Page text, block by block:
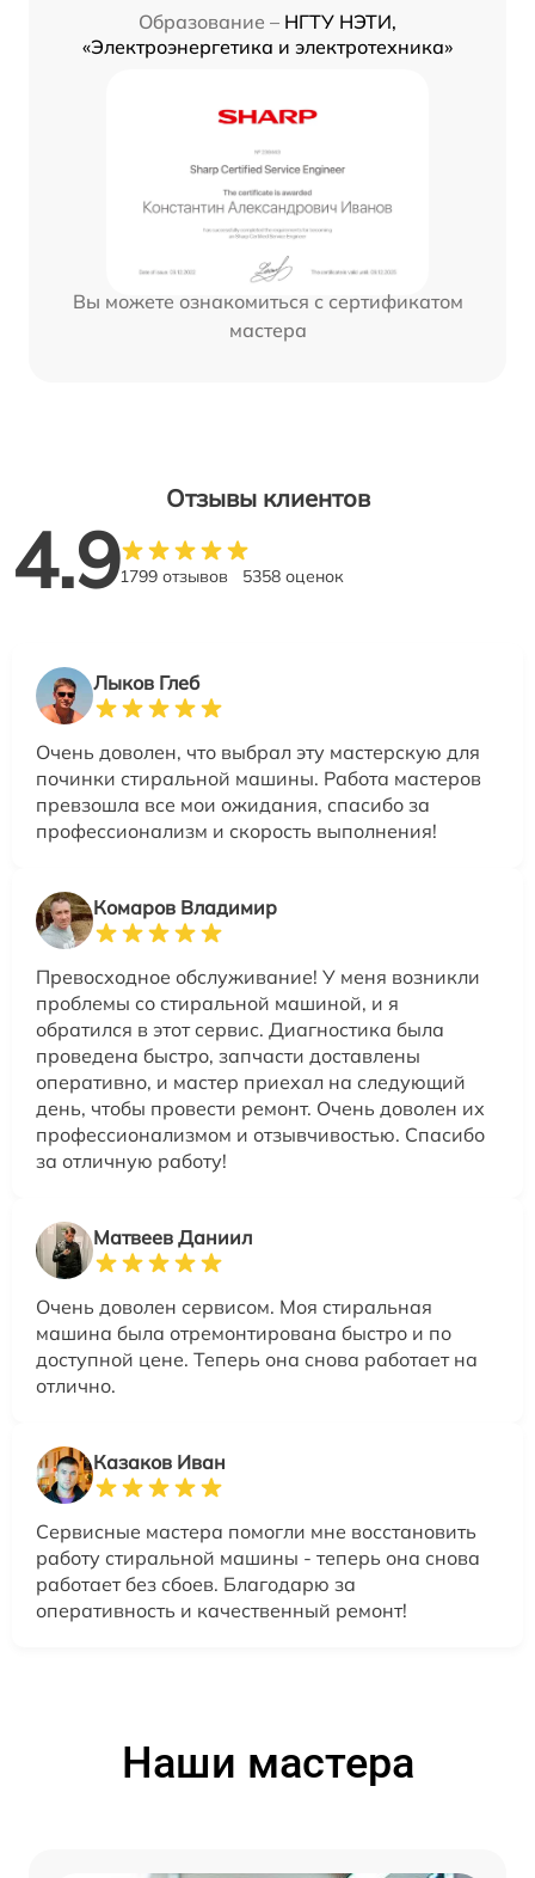
Образование – НГТУ НЭТИ,
«Электроэнергетика и электротехника»
Вы можете ознакомиться с сертификатом
мастера
Отзывы клиентов
4.91799 отзывов 5358 оценок
Лыков Глеб
Очень доволен, что выбрал эту мастерскую для
починки стиральной машины. Работа мастеров
превзошла все мои ожидания, спасибо за
профессионализм и скорость выполнения!
Комаров Владимир
Превосходное обслуживание! У меня возникли
проблемы со стиральной машиной, и я
обратился в этот сервис. Диагностика была
проведена быстро, запчасти доставлены
оперативно, и мастер приехал на следующий
день, чтобы провести ремонт. Очень доволен их
профессионализмом и отзывчивостью. Спасибо
за отличную работу!
Матвеев Даниил
Очень доволен сервисом. Моя стиральная
машина была отремонтирована быстро и по
доступной цене. Теперь она снова работает на
отлично.
Казаков Иван
Сервисные мастера помогли мне восстановить
работу стиральной машины - теперь она снова
работает без сбоев. Благодарю за
оперативность и качественный ремонт!
Наши мастера